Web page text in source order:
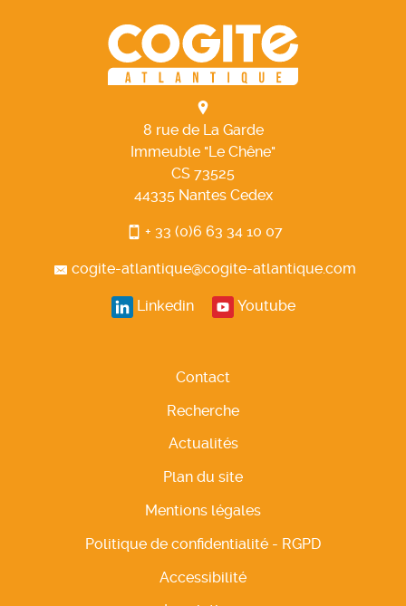
8 rue de La Garde
Immeuble "Le Chêne"
CS 73525
44335 NantesCedex
+ 33 (0)6 63 34 10 07
cogite-atlantique@cogite-atlantique.com
Linkedin Youtube
Contact
Recherche
Actualités
Plan du site
Mentions légales
Politique de confidentialité - RGPD
Accessibilité